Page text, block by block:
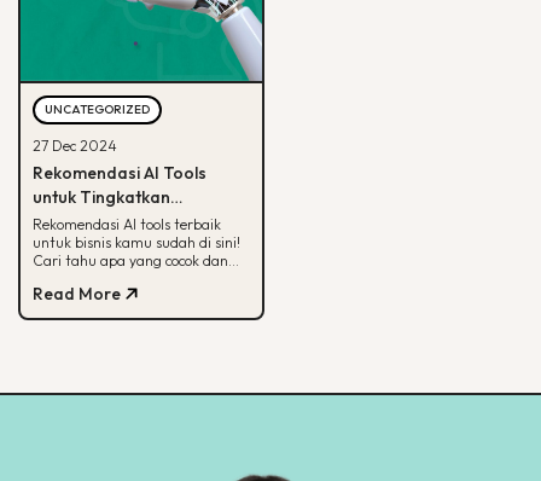
UNCATEGORIZED
27 Dec 2024
Rekomendasi AI Tools
untuk Tingkatkan
Produktivitas Bisnis, Catat!
Rekomendasi AI tools terbaik
untuk bisnis kamu sudah di sini!
Cari tahu apa yang cocok dan
sekarang.
Read More